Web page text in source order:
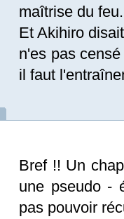
maîtrise du
Et Akihiro
n'es pas
il faut
Bref !! Un
une pseudo -
pas pouvoir